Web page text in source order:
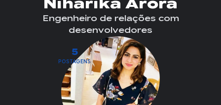
5
POSTAGENS
Engenheiro de relações com
desenvolvedores